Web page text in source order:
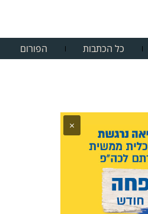
כל הכתבות הפורום
×